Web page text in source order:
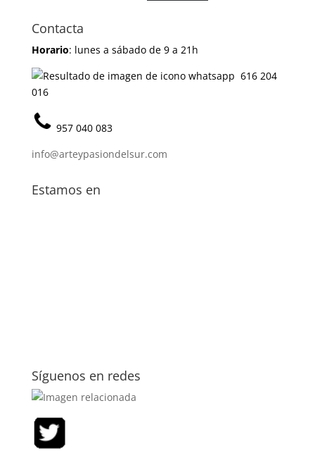
Contacta
Horario: lunes a sábado de 9 a 21h
616 204
016
957 040 083
info@arteypasiondelsur.com
Estamos en
Síguenos en redes